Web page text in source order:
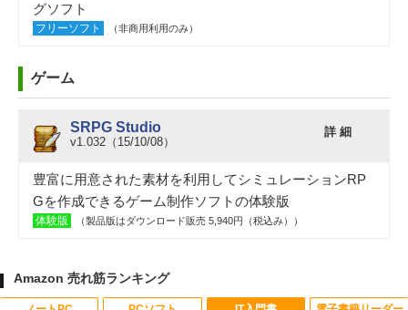
グソフト
フリーソフト （非商用利用のみ）
ゲーム
SRPG Studio
v1.032（15/10/08）
詳 細
豊富に用意された素材を利用してシミュレーションRP
Gを作成できるゲーム制作ソフトの体験版
体験版 （製品版はダウンロード販売 5,940円（税込み））
Amazon 売れ筋ランキング